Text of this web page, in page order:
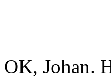
OK, Johan.